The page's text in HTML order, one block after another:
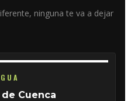
ninguna te va a dejar
Cuenca